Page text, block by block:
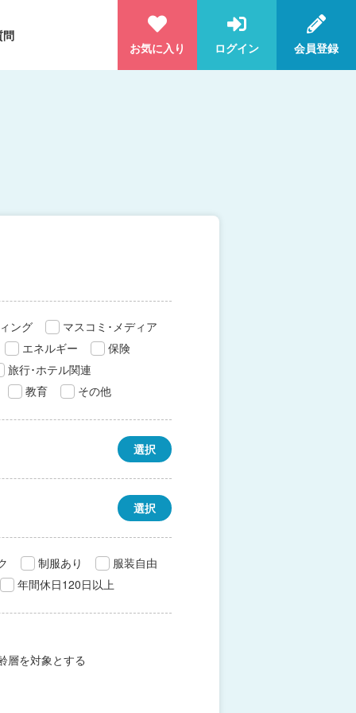
問
お気に入り
ログイン 会員登録
ング
マスコミ･メディア
エネルギー
保険
旅行･ホテル関連
教育
その他
選択
選択
制服あり
服装自由
年間休日120日以上
層を対象とする